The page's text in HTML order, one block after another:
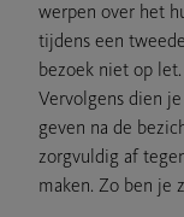
werpen over het
tijdens een
bezoek niet op let.
Vervolgens dien
geven na de
zorgvuldig af
maken. Zo ben je